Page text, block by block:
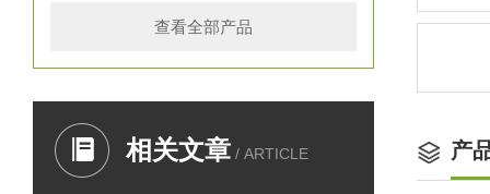
查看全部产品
相关文章 / ARTICLE 产